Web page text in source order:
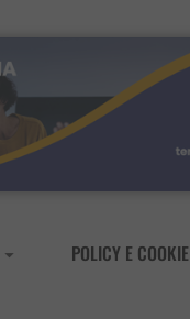
POLICY E COOKIE